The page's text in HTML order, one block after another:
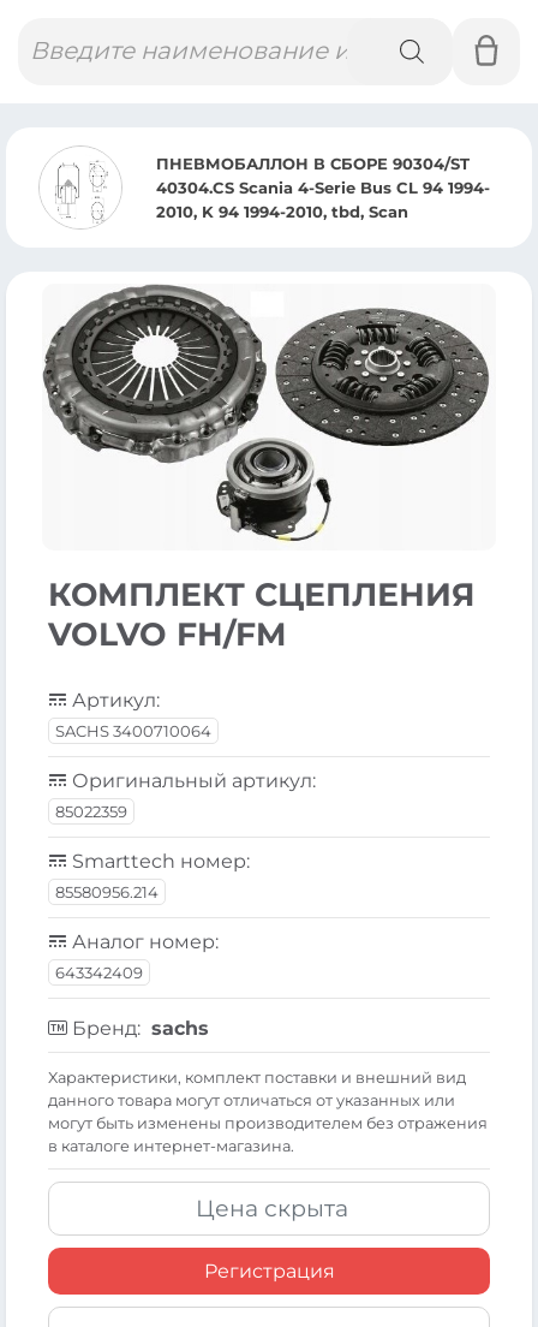
товаров
ПНЕВМОБАЛЛОН В СБОРЕ 90304/ST
40304.CS Scania 4-Serie Bus CL 94 1994-
2010, K 94 1994-2010, tbd, Scan
КОМПЛЕКТ СЦЕПЛЕНИЯ
VOLVO FH/FM
Артикул:
SACHS 3400710064
Оригинальный артикул:
85022359
Smarttech номер:
85580956.214
Аналог номер:
643342409
Бренд: sachs
Xарактеристики, комплект поставки и внешний вид
данного товара могут отличаться от указанных или
могут быть изменены производителем без отражения
в каталоге интернет-магазина.
Цена скрыта
Регистрация